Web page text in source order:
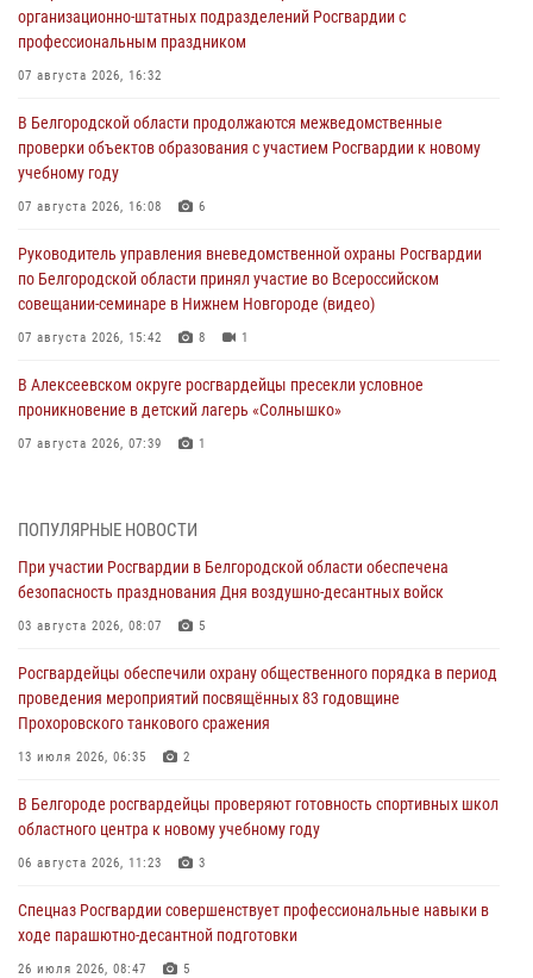
организационно-штатных подразделений Росгвардии с
профессиональным праздником
07 августа 2026, 16:32
В Белгородской области продолжаются межведомственные
проверки объектов образования с участием Росгвардии к новому
учебному году
07 августа 2026, 16:08 6
Руководитель управления вневедомственной охраны Росгвардии
по Белгородской области принял участие во Всероссийском
совещании-семинаре в Нижнем Новгороде (видео)
07 августа 2026, 15:42 8 1
В Алексеевском округе росгвардейцы пресекли условное
проникновение в детский лагерь «Солнышко»
07 августа 2026, 07:39 1
Подвиги героев‑росгвардейцев увековечили в новой музейной
экспозиции белгородского музея‑диорамы «Курская битва.
06 августа 2026, 12:05 3
В Белгороде росгвардейцы проверяют готовность спортивных школ
областного центра к новому учебному году
Росгвардия обеспечила общественную безопасность празднования
83-й годовщины освобождения г. Белгорода от немецко -
06 августа 2026, 06:54 3
Офицеры Росгвардии и ветераны войск правопорядка почтили
ПОПУЛЯРНЫЕ НОВОСТИ
При участии Росгвардии в Белгородской области обеспечена
безопасность празднования Дня воздушно-десантных войск
03 августа 2026, 08:07 5
Росгвардейцы обеспечили охрану общественного порядка в период
проведения мероприятий посвящённых 83 годовщине
Прохоровского танкового сражения
13 июля 2026, 06:35 2
В Белгороде росгвардейцы проверяют готовность спортивных школ
областного центра к новому учебному году
06 августа 2026, 11:23 3
Спецназ Росгвардии совершенствует профессиональные навыки в
ходе парашютно-десантной подготовки
26 июля 2026, 08:47 5